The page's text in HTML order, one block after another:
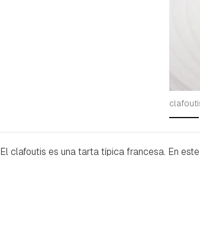
El clafoutis es una tarta típica francesa. En